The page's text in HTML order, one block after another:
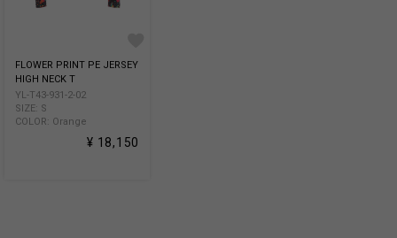
FLOWER PRINT PE JERSEY
HIGH NECK T
YL-T43-931-2-02
SIZE: S
COLOR: Orange
¥ 18,150